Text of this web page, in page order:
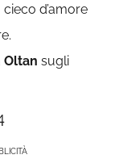
cieco d’amore
Oltan sugli